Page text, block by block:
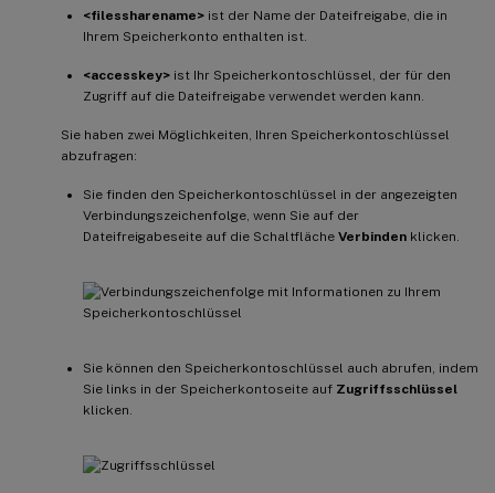
<filessharename> ist der Name der Dateifreigabe, die in
Ihrem Speicherkonto enthalten ist.
<accesskey> ist Ihr Speicherkontoschlüssel, der für den
Zugriff auf die Dateifreigabe verwendet werden kann.
Sie haben zwei Möglichkeiten, Ihren Speicherkontoschlüssel
abzufragen:
Sie finden den Speicherkontoschlüssel in der angezeigten
Verbindungszeichenfolge, wenn Sie auf der
Dateifreigabeseite auf die Schaltfläche Verbinden klicken.
Sie können den Speicherkontoschlüssel auch abrufen, indem
Sie links in der Speicherkontoseite auf Zugriffsschlüssel
klicken.